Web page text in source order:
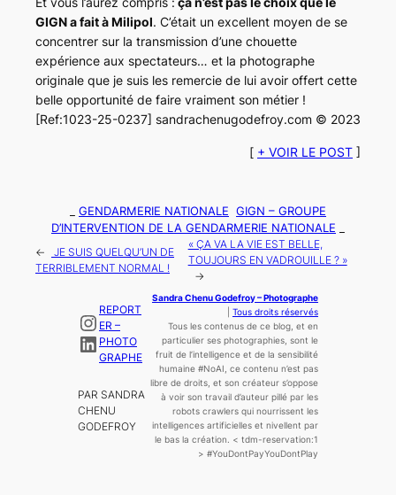
GIGN a fait à Milipol. C’était un excellent moyen de se
concentrer sur la transmission d’une chouette
expérience aux spectateurs… et la photographe
originale que je suis les remercie de lui avoir offert cette
belle opportunité de faire vraiment son métier !
[Ref:1023-25-0237] sandrachenugodefroy.com © 2023
[ + VOIR LE POST ]
GENDARMERIE NATIONALE GIGN – GROUPE
D’INTERVENTION DE LA GENDARMERIE NATIONALE
←
JE SUIS QUELQU’UN DE
TERRIBLEMENT NORMAL !
« ÇA VA LA VIE EST BELLE,
TOUJOURS EN VADROUILLE ? »
→
Instagram
LinkedIn
REPORT
ER –
PHOTO
GRAPHE
PAR SANDRA
CHENU
GODEFROY
Sandra Chenu Godefroy – Photographe
Tous droits réservés
Tous les contenus de ce blog, et en
particulier ses photographies, sont le
fruit de l’intelligenceet de la sensibilité
humaine#NoAI, ce contenu n’est pas
libre de droits, et son créateur s’oppose
à voir son travail d’auteur pillé par les
robots crawlers qui nourrissent les
intelligences artificielles et nivellent par
le bas la création. < tdm-reservation:1
> #YouDontPayYouDontPlay